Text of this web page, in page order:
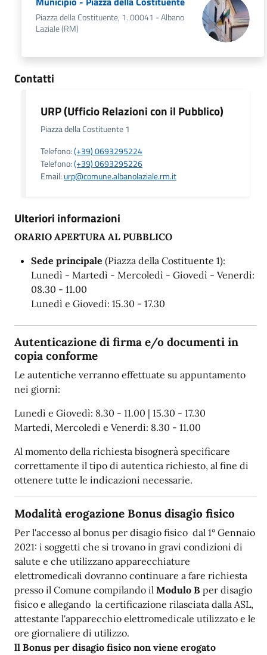
Piazza della Costituente, 1. 00041 - Albano
Laziale (RM)
Contatti
URP (Ufficio Relazioni con il Pubblico)
Piazza della Costituente 1
Telefono:(+39) 0693295224
Telefono:(+39) 0693295226
Email: urp@comune.albanolaziale.rm.it
Ulteriori informazioni
ORARIO APERTURA AL PUBBLICO
Sede principale (Piazza della Costituente 1):
Lunedì - Martedì - Mercoledì - Giovedì - Venerdì:
08.30 - 11.00
Lunedì e Giovedì: 15.30 - 17.30
Autenticazione di firma e/o documenti in
copia conforme
Le autentiche verranno effettuate su appuntamento
nei giorni:
Lunedì e Giovedì: 8.30 - 11.00 | 15.30 - 17.30
Martedì, Mercoledì e Venerdì: 8.30 - 11.00
Al momento della richiesta bisognerà specificare
correttamente il tipo di autentica richiesto, al fine di
ottenere tutte le indicazioni necessarie.
Modalità erogazione Bonus disagio fisico
Per l'accesso al bonus per disagio fisico dal 1° Gennaio
2021: i soggetti che si trovano in gravi condizioni di
salute e che utilizzano apparecchiature
elettromedicali dovranno continuare a fare richiesta
presso il Comune compilando il Modulo B per disagio
fisico e allegando la certificazione rilasciata dalla ASL,
attestante l'apparecchio elettromedicale utilizzato e le
ore giornaliere di utilizzo.
ll Bonus per disagio fisico non viene erogato